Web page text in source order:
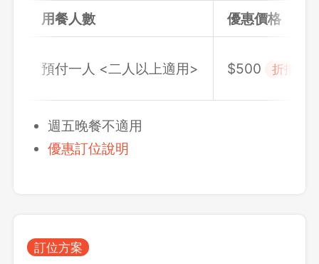
用餐人數 優惠價格
預付一人 <二人以上適用> $500 折抵
週五晚餐不適用
優惠訂位說明
訂位方案